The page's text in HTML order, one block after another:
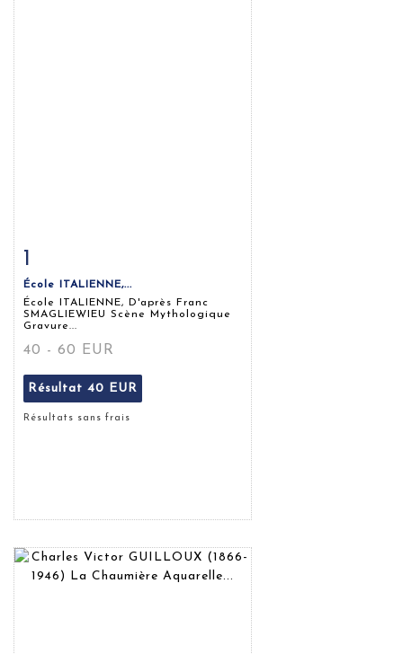
1
École ITALIENNE,...
École ITALIENNE, D'après Franc
SMAGLIEWIEU Scène Mythologique
Gravure...
40 - 60 EUR
Résultat 40 EUR
Résultats sans frais